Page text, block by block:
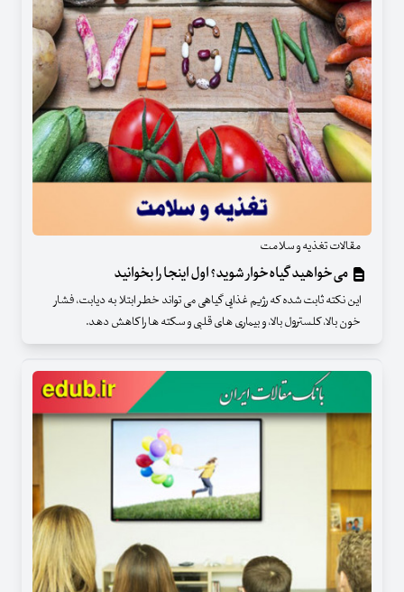
مقالات تغذیه و سلامت
می‌خواهید گیاه‌خوار شوید؟ اول اینجا را بخوانید
این نکته ثابت شده که رژیم غذایی گیاهی می تواند خطر ابتلا به دیابت، فشار
خون بالا، کلسترول بالا، و بیماری های قلبی و سکته ها را کاهش دهد.